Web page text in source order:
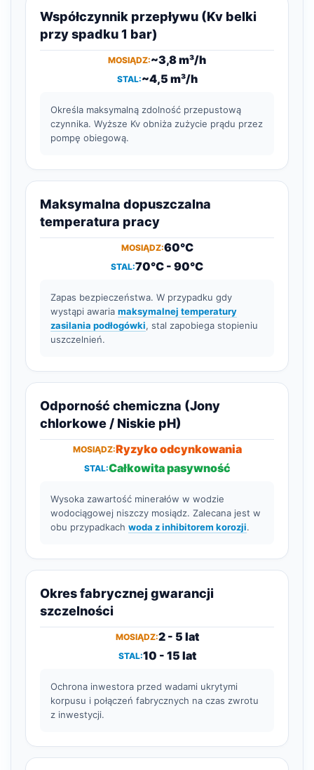
Współczynnik przepływu (Kv belki
przy spadku 1 bar)
~3,8 m³/h
~4,5 m³/h
Określa maksymalną zdolność przepustową
czynnika. Wyższe Kv obniża zużycie prądu przez
pompę obiegową.
Maksymalna dopuszczalna
temperatura pracy
60°C
70°C - 90°C
Zapas bezpieczeństwa. W przypadku gdy
wystąpi awaria maksymalnej temperatury
zasilania podłogówki, stal zapobiega stopieniu
uszczelnień.
Odporność chemiczna (Jony
chlorkowe / Niskie pH)
Ryzyko odcynkowania
Całkowita pasywność
Wysoka zawartość minerałów w wodzie
wodociągowej niszczy mosiądz. Zalecana jest w
obu przypadkach woda z inhibitorem korozji.
Okres fabrycznej gwarancji
szczelności
2 - 5 lat
10 - 15 lat
Ochrona inwestora przed wadami ukrytymi
korpusu i połączeń fabrycznych na czas zwrotu
z inwestycji.